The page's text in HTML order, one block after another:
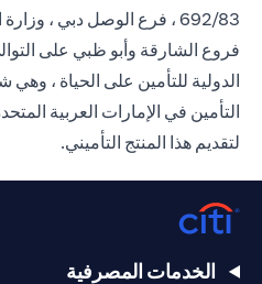
692/83 ، فرع الوصل دبي ،
فروع الشارقة وأبو ظبي على
الدولية للتأمين على الحياة ،
لتقديم هذا المنتج التأميني.
الخدمات المصرفية